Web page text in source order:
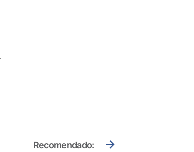
→
Recomendado: